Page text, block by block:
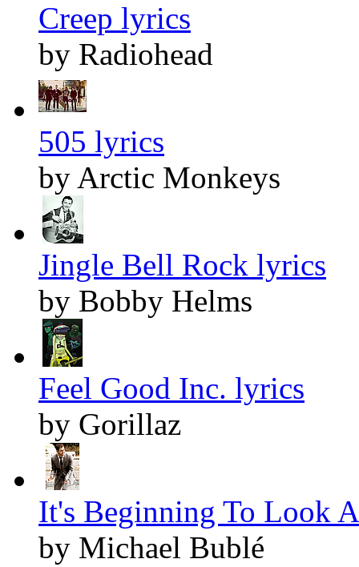
Creep lyrics
by Radiohead
505 lyrics
by Arctic Monkeys
Jingle Bell Rock lyrics
by Bobby Helms
Feel Good Inc. lyrics
by Gorillaz
It's Beginning To Look
by Michael Bublé